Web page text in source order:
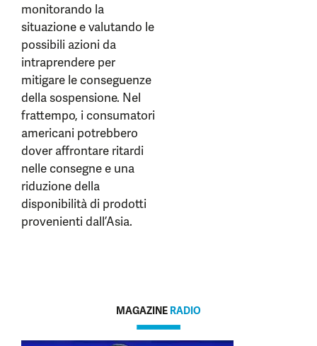
monitorando la
situazione e valutando le
possibili azioni da
intraprendere per
mitigare le conseguenze
della sospensione. Nel
frattempo, i consumatori
americani potrebbero
dover affrontare ritardi
nelle consegne e una
riduzione della
disponibilità di prodotti
provenienti dall’Asia.
MAGAZINE RADIO